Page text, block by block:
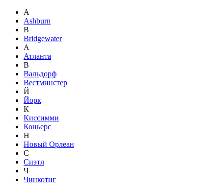
A
Ashburn
B
Bridgewater
А
Атланта
В
Вальдорф
Вестминстер
Й
Йорк
К
Киссимми
Коньерс
Н
Новый Орлеан
С
Сиэтл
Ч
Чинкотиг